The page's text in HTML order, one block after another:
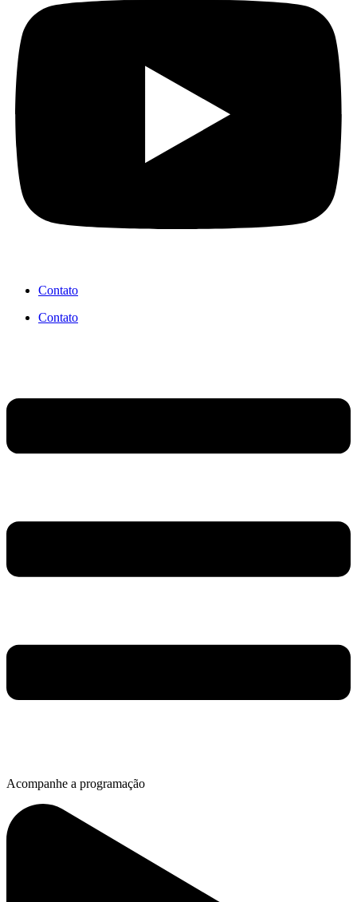
Contato
Contato
Acompanhe a programação